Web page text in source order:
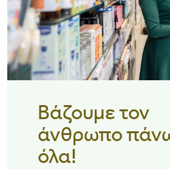
Βάζουμε τον
άνθρωπο
όλα!